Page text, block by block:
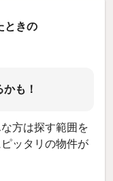
ときの
も！
方は探す範囲を
ッタリの物件が